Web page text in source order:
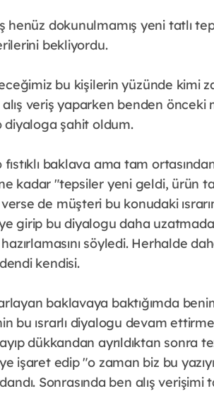
dokunulmamış yeni tatlı
bekliyordu.
bu kişilerin yüzünde kimi
veriş yaparken benden önceki
şahit oldum.
baklava ama tam
ne kadar "tepsiler yeni geldi, ürün
de müşteri bu konudaki
girip bu diyalogu daha
söyledi. Herhalde
kendisi.
baklavaya baktığımda
bu ısrarlı diyalogu devam
dükkandan ayrıldıktan sonra
işaret edip "o zaman biz bu
Sonrasında ben alış verişimi